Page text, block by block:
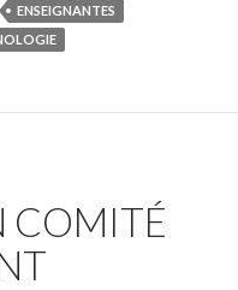
ENSEIGNANTES
COMITÉ